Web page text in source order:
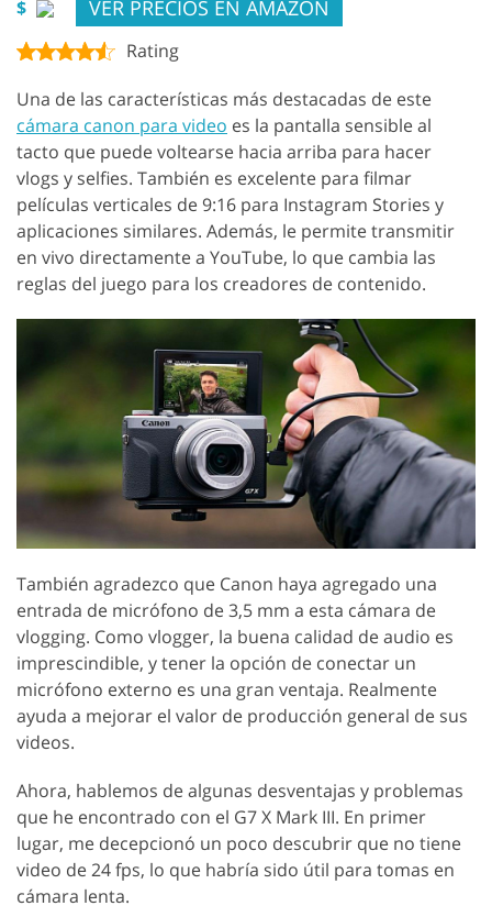
$ VER PRECIOS EN AMAZON
Rating
Una de las características más destacadas de este
cámara canon para video es la pantalla sensible al
tacto que puede voltearse hacia arriba para hacer
vlogs y selfies. También es excelente para filmar
películas verticales de 9:16 para Instagram Stories y
aplicaciones similares. Además, le permite transmitir
en vivo directamente a YouTube, lo que cambia las
reglas del juego para los creadores de contenido.
También agradezco que Canon haya agregado una
entrada de micrófono de 3,5 mm a esta cámara de
vlogging. Como vlogger, la buena calidad de audio es
imprescindible, y tener la opción de conectar un
micrófono externo es una gran ventaja. Realmente
ayuda a mejorar el valor de producción general de sus
videos.
Ahora, hablemos de algunas desventajas y problemas
que he encontrado con el G7 X Mark III. En primer
lugar, me decepcionó un poco descubrir que no tiene
video de 24 fps, lo que habría sido útil para tomas en
cámara lenta.